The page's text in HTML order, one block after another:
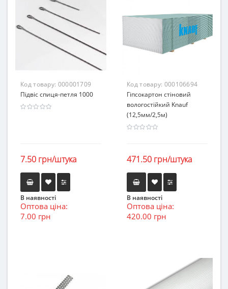
Код товару: 000001709
Підвіс спиця-петля 1000
7.50 грн/штука
В наявності
Оптова ціна:
7.00 грн
Код товару: 000106694
Гіпсокартон стіновий
вологостійкий Knauf
(12,5мм/2,5м)
471.50 грн/штука
В наявності
Оптова ціна:
420.00 грн